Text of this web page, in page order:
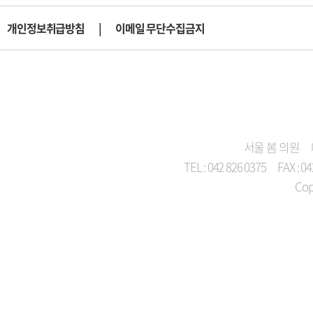
개인정보취급방침 | 이메일 무단수집금지
서울 봄 의원
TEL : 042 826 0375
FAX :